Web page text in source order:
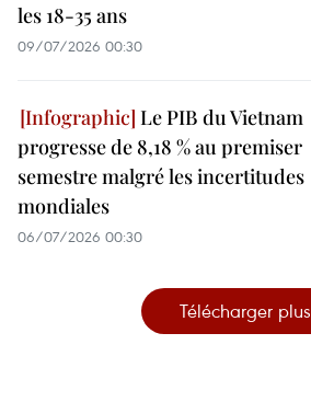
les 18-35 ans
09/07/2026 00:30
Le PIB du Vietnam
progresse de 8,18 % au premiser
semestre malgré les incertitudes
mondiales
06/07/2026 00:30
Télécharger plus